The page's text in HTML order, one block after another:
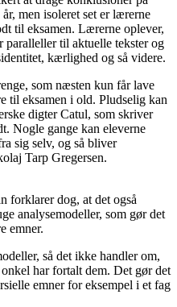
men isoleret set er lærerne
til eksamen. Lærerne oplever,
paralleller til aktuelle tekster og
kærlighed og så videre.
som næsten kun får lave
til eksamen i old. Pludselig kan
digter Catul, som skriver
Nogle gange kan eleverne
sig selv, og så bliver
Tarp Gregersen.
forklarer dog, at det også
analysemodeller, som gør det
emner.
så det ikke handler om,
har fortalt dem. Det gør det
emner for eksempel i et fag